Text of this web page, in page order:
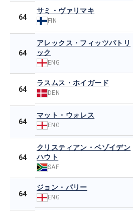
64
サミ・ヴァリマキ
FIN
64
アレックス・フィッツパトリ
ック
ENG
64
ラスムス・ホイガード
DEN
64
マット・ウォレス
ENG
64
クリスティアン・ベゾイデン
ハウト
SAF
64
ジョン・パリー
ENG